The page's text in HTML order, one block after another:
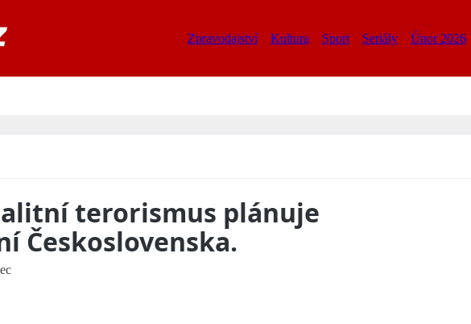
Zpravodajství Kultura Sport Seriály Únor 2026
terorismus plánuje
Československa.